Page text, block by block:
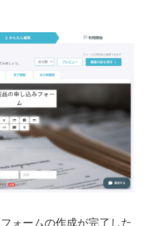
ォームの作成が完了した